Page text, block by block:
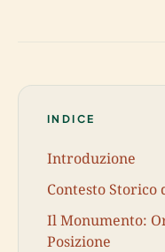
INDICE
Introduzione
Contesto Storico
Il Monumento:
Posizione